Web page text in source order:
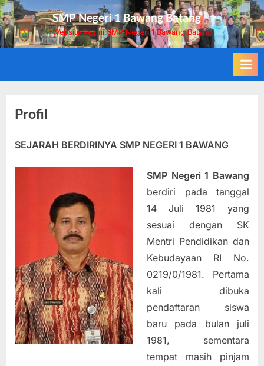
Skip
to
content
SMP Negeri 1 Bawang Batang
Website Resmi SMP Negeri 1 Bawang Batang
Profil
SEJARAH BERDIRINYA SMP NEGERI 1 BAWANG
SMP Negeri 1 Bawang
berdiri pada tanggal
14 Juli 1981 yang
sesuai dengan SK
Mentri Pendidikan dan
Kebudayaan RI No.
0219/0/1981. Pertama
kali dibuka
pendaftaran siswa
baru pada bulan juli
1981, sementara
tempat masih pinjam